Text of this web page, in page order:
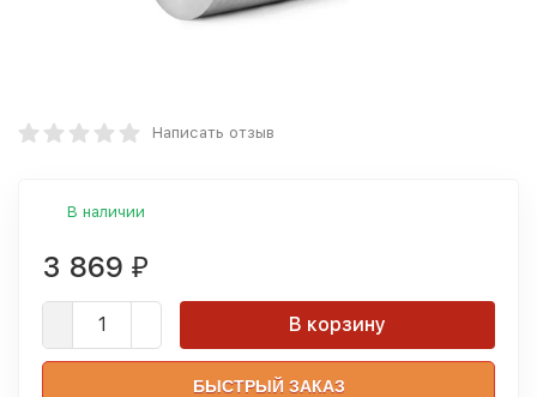
Написать отзыв
В наличии
3 869 ₽
В корзину
БЫСТРЫЙ ЗАКАЗ